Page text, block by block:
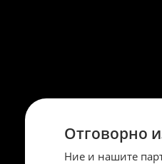
Отговорно
Ние и нашите